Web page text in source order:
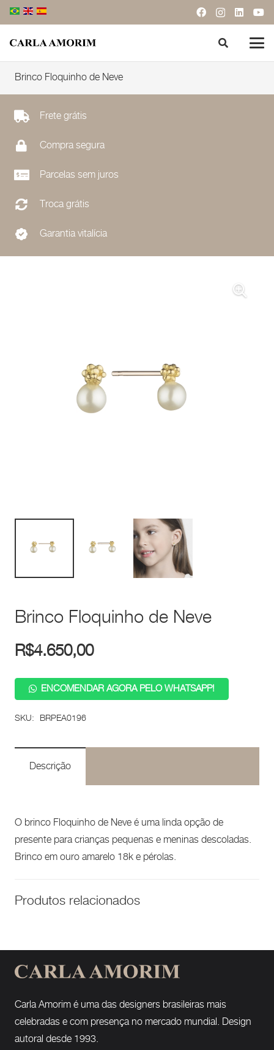
Brinco Floquinho de Neve
Frete grátis
Compra segura
Parcelas sem juros
Troca grátis
Garantia vitalícia
Brinco Floquinho de Neve
R$4.650,00
ENCOMENDAR AGORA PELO WHATSAPP!
SKU: BRPEA0196
Descrição
O brinco Floquinho de Neve é uma linda opção de
presente para crianças pequenas e meninas descoladas.
Brinco em ouro amarelo 18k e pérolas.
Produtos relacionados
Carla Amorim é uma das designers brasileiras mais
celebradas e com presença no mercado mundial. Design
autoral desde 1993.